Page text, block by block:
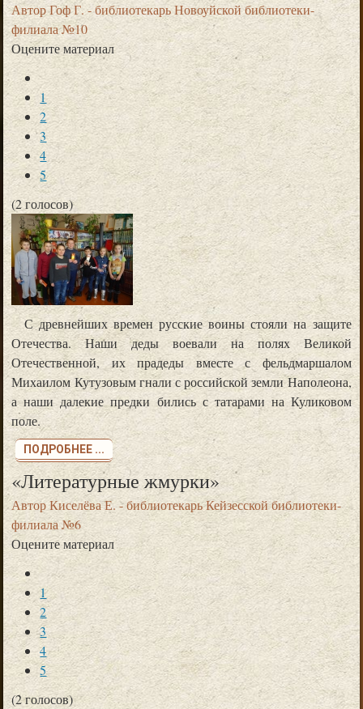
АвторГоф Г. - библиотекарь Новоуйской библиотеки-
филиала №10
Оцените материал
1
2
3
4
5
(2 голосов)
С древнейших времен русские воины стояли на защите
Отечества. Наши деды воевали на полях Великой
Отечественной, их прадеды вместе с фельдмаршалом
Михаилом Кутузовым гнали с российской земли Наполеона,
а наши далекие предки бились с татарами на Куликовом
поле.
ПОДРОБНЕЕ ...
«Литературные жмурки»
АвторКиселёва Е. - библиотекарь Кейзесской библиотеки-
филиала №6
Оцените материал
1
2
3
4
5
(2 голосов)